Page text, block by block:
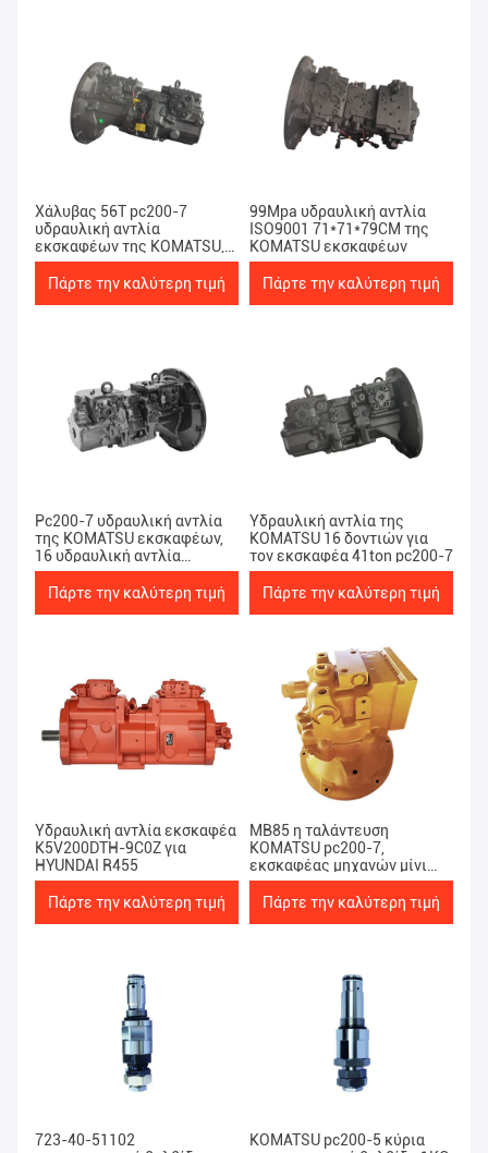
Χάλυβας 56T pc200-7
υδραυλική αντλία
εκσκαφέων της KOMATSU,
υδραυλικά μέρη HPV95
KOMATSU
Πάρτε την καλύτερη τιμή
99Mpa υδραυλική αντλία
ISO9001 71*71*79CM της
KOMATSU εκσκαφέων
Πάρτε την καλύτερη τιμή
Pc200-7 υδραυλική αντλία
της KOMATSU εκσκαφέων,
16 υδραυλική αντλία
δοντιών Hpv95
Πάρτε την καλύτερη τιμή
Υδραυλική αντλία της
KOMATSU 16 δοντιών για
τον εκσκαφέα 41ton pc200-7
Πάρτε την καλύτερη τιμή
Υδραυλική αντλία εκσκαφέα
K5V200DTH-9C0Z για
HYUNDAI R455
Πάρτε την καλύτερη τιμή
MB85 η ταλάντευση
KOMATSU pc200-7,
εκσκαφέας μηχανών μίνι
γυρίζει τη μηχανή
Πάρτε την καλύτερη τιμή
723-40-51102
KOMATSU pc200-5 κύρια